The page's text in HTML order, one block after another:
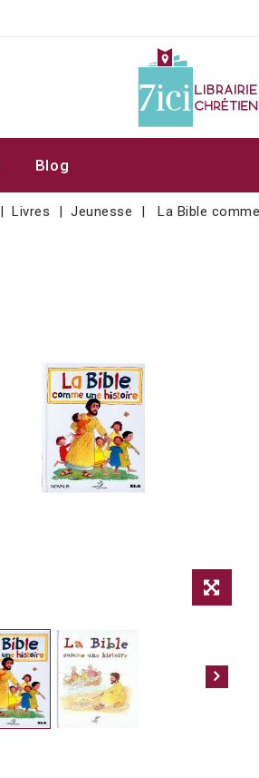
Blog
Livres Jeunesse La Bible